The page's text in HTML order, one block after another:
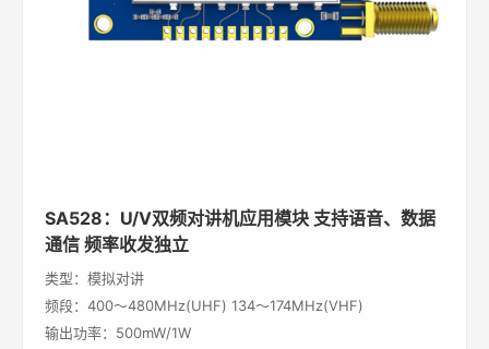
SA528：U/V双频对讲机应用模块 支持语音、数据
通信 频率收发独立
类型：模拟对讲
频段：400～480MHz(UHF) 134～174MHz(VHF)
输出功率：500mW/1W